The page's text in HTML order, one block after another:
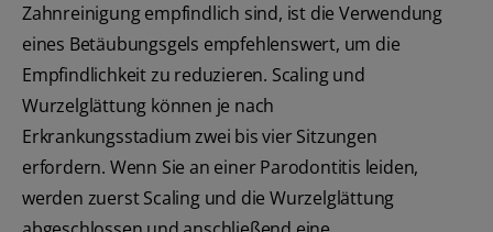
Zahnreinigung empfindlich sind, ist die Verwendung
eines Betäubungsgels empfehlenswert, um die
Empfindlichkeit zu reduzieren. Scaling und
Wurzelglättung können je nach
Erkrankungsstadium zwei bis vier Sitzungen
erfordern. Wenn Sie an einer Parodontitis leiden,
werden zuerst Scaling und die Wurzelglättung